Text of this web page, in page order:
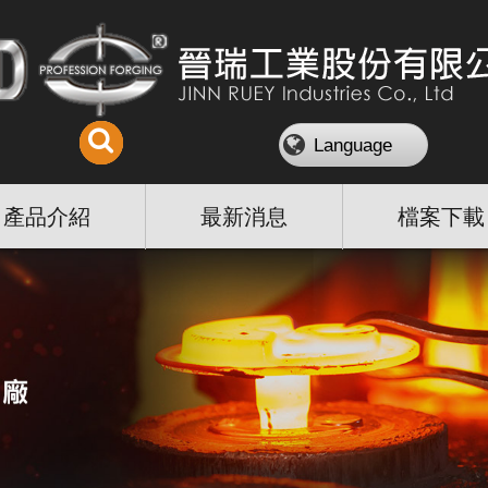
Language
產品介紹 最新消息 檔案下載